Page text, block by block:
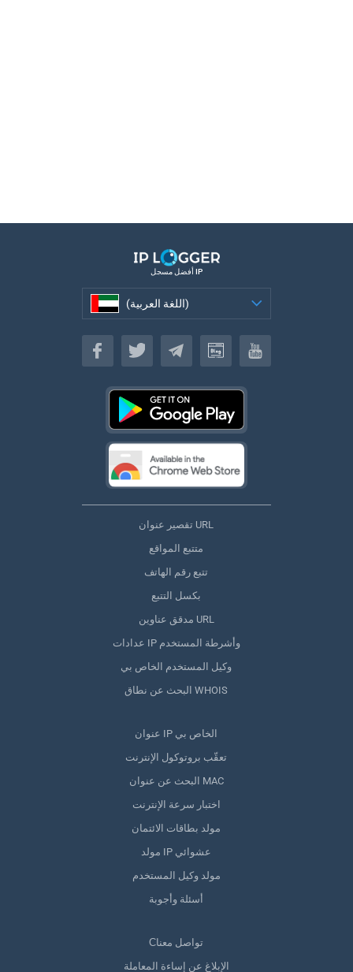
أفضل مسجل IP
(اللغة العربية)
(اللغة العربية)
تقصير عنوان URL
متتبع المواقع
تتبع رقم الهاتف
بكسل التتبع
مدقق عناوين URL
عدادات IP وأشرطة المستخدم
وكيل المستخدم الخاص بي
البحث عن نطاق WHOIS
عنوان IP الخاص بي
تعقّب بروتوكول الإنترنت
البحث عن عنوان MAC
اختبار سرعة الإنترنت
مولد بطاقات الائتمان
مولد IP عشوائي
مولد وكيل المستخدم
أسئلة وأجوبة
Сتواصل معنا
الإبلاغ عن إساءة المعاملة